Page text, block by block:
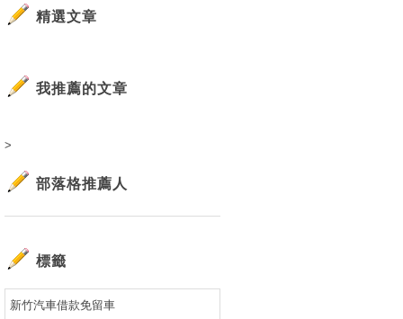
精選文章
我推薦的文章
>
部落格推薦人
標籤
新竹汽車借款免留車